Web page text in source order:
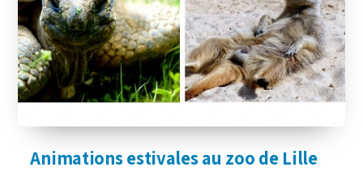
Animations estivales au zoo de Lille